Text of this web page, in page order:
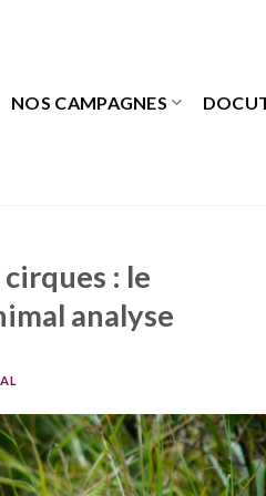
NOS CAMPAGNES
: le
analyse